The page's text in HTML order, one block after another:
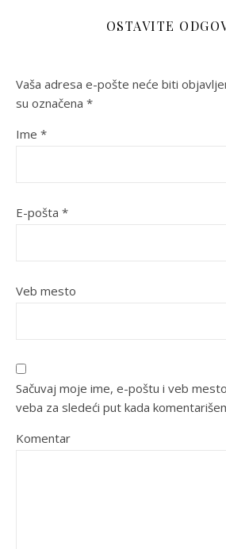
OSTAVITE
Vaša adresa e-pošte neće biti
su označena *
Ime *
E-pošta *
Veb mesto
Sačuvaj moje ime, e-poštu i veb
veba za sledeći put kada
Komentar